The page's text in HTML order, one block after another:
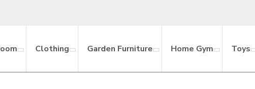
Clothing Garden Furniture Home Gym Toys